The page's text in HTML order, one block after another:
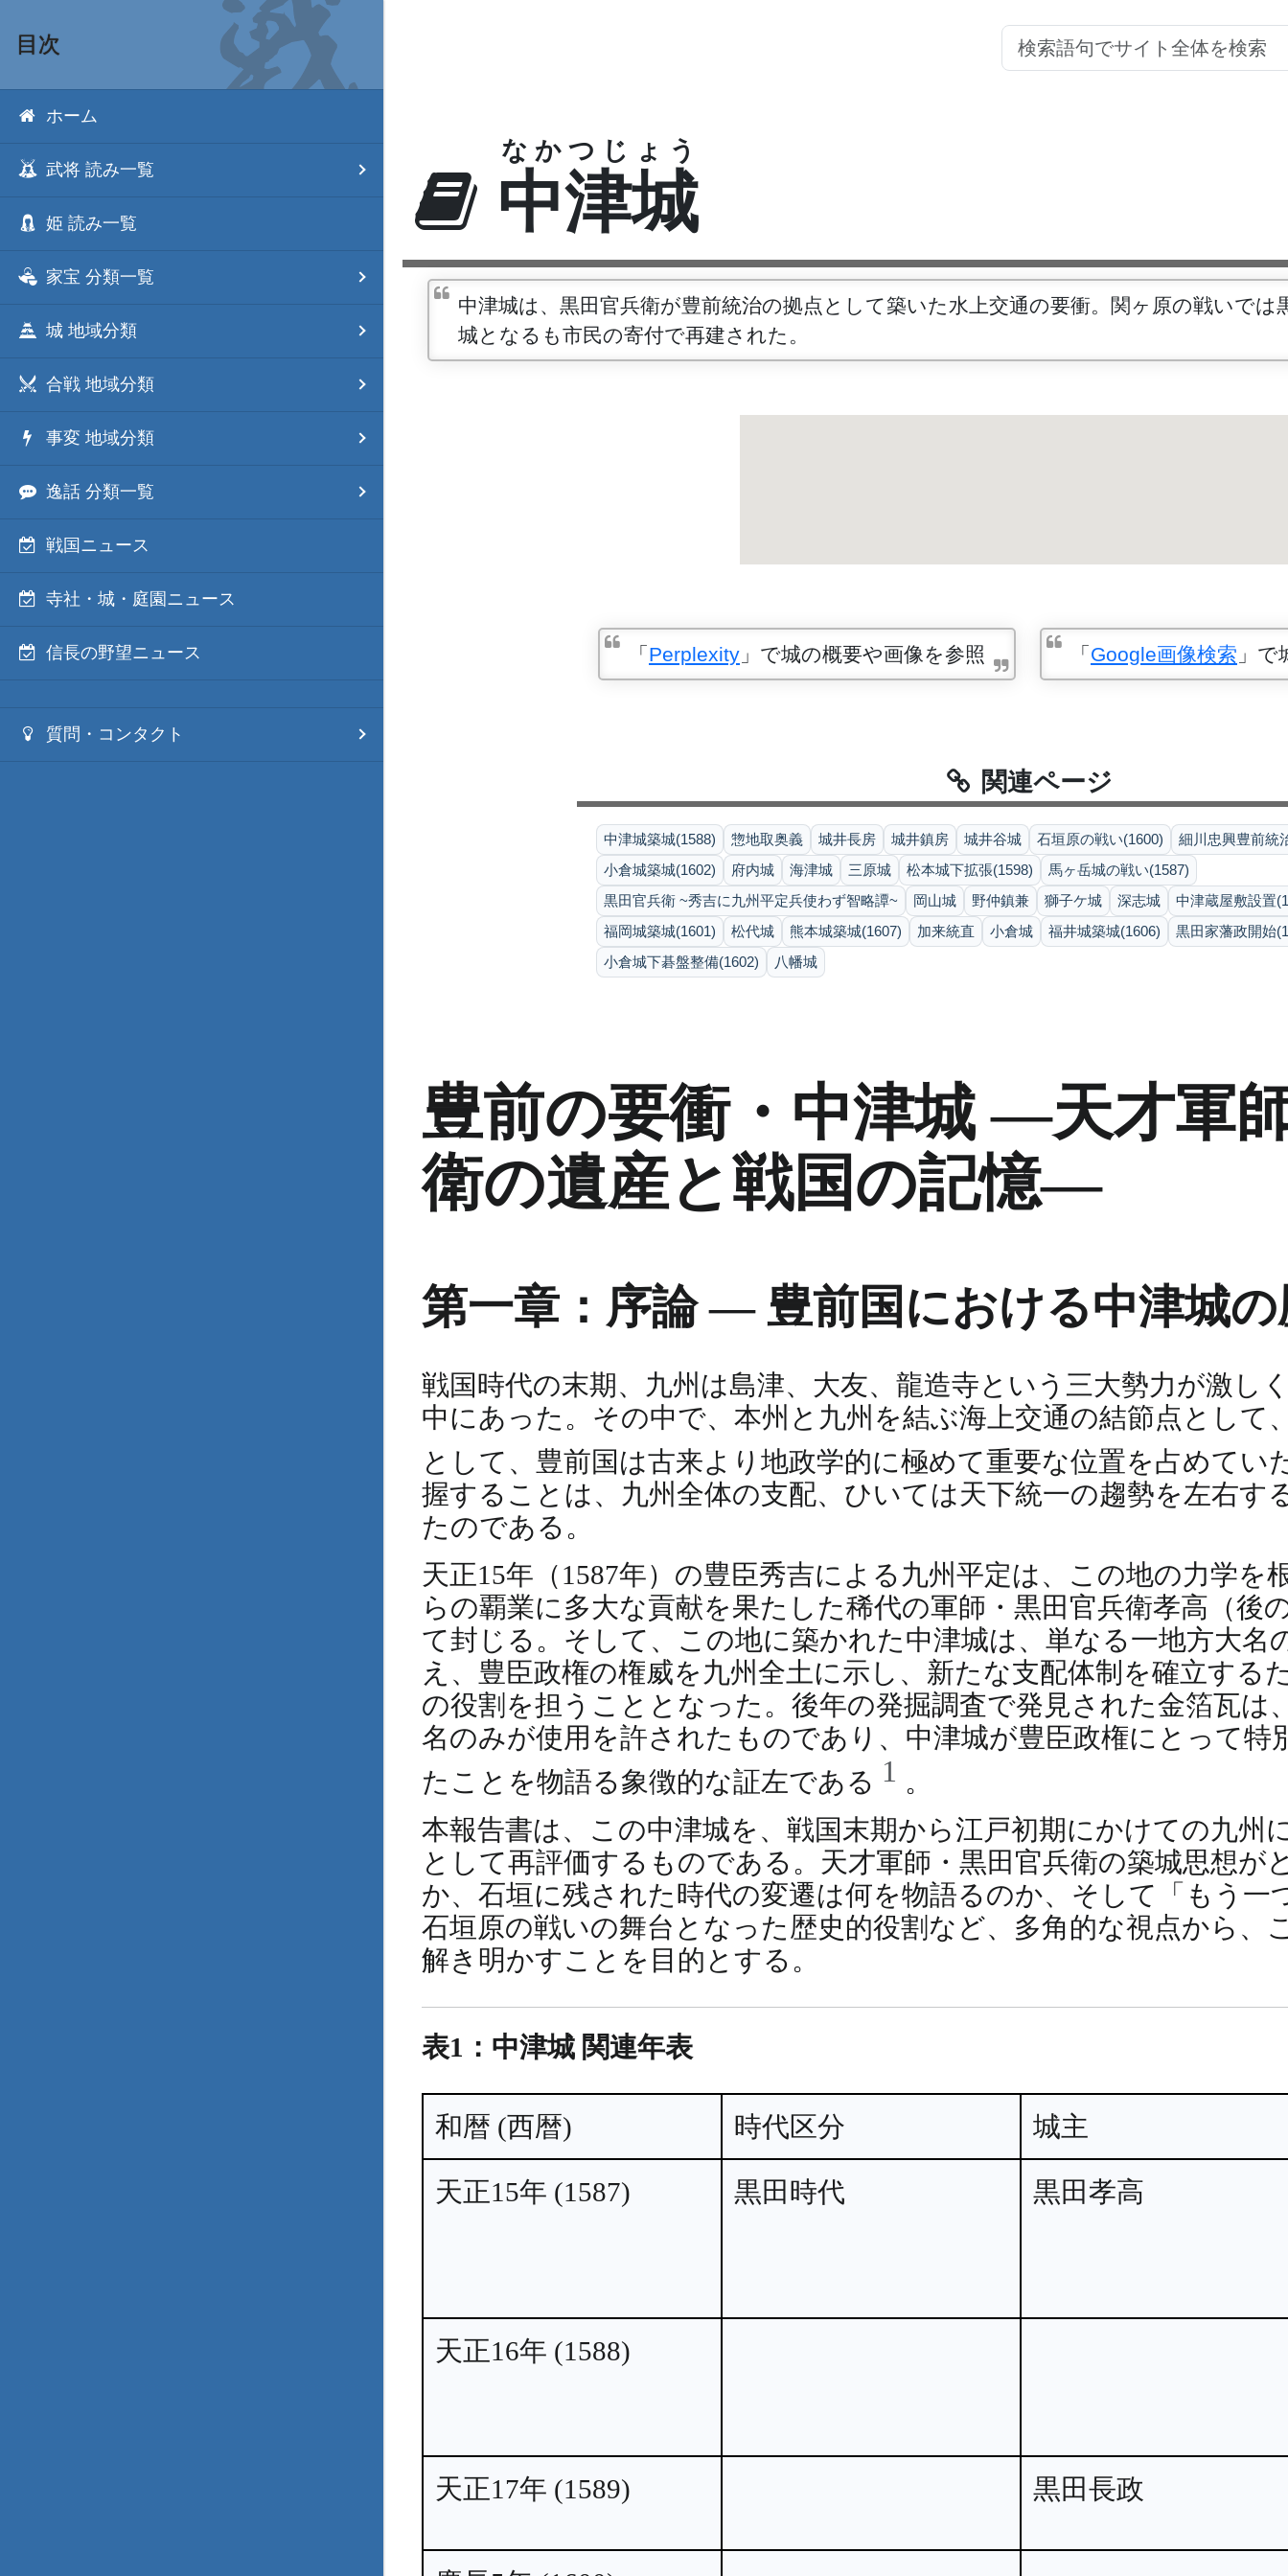
目次
ホーム
武将 読み一覧
姫 読み一覧
家宝 分類一覧
城 地域分類
合戦 地域分類
事変 地域分類
逸話 分類一覧
戦国ニュース
寺社・城・庭園ニュース
信長の野望ニュース
質問・コンタクト
中津城
なかつじょう
中津城は、黒田官兵衛が豊前統治の拠点として築いた水上交通の要衝。関ヶ原の戦いでは
城となるも市民の寄付で再建された。
「 Perplexity 」で城の概要や画像を参照 「 Google画像検索 」で
関連ページ
中津城築城(1588) 惣地取奥義 城井長房 城井鎮房 城井谷城 石垣原の戦い(1600)
細川忠興豊前統
小倉城築城(1602)
府内城 海津城 三原城 松本城下拡張(1598)
馬ヶ岳城の戦い(1587)
黒田官兵衛 ~秀吉に九州平定兵使わず智略譚~
岡山城 野仲鎮兼 獅子ケ城 深志城
中津蔵屋敷設置
福岡城築城(1601)
松代城 熊本城築城(1607) 加来統直 小倉城 福井城築城(1606)
黒田家藩政開始
小倉城下碁盤整備(1602)
八幡城
豊前の要衝・中津城 ―天才軍
衛の遺産と戦国の記憶―
第一章：序論 ― 豊前国における中津城の
戦国時代の末期、九州は島津、大友、龍造寺という三大勢力が激し
中にあった。その中で、本州と九州を結ぶ海上交通の結節点として
として、豊前国は古来より地政学的に極めて重要な位置を占めてい
握することは、九州全体の支配、ひいては天下統一の趨勢を左右す
たのである。
天正15年（1587年）の豊臣秀吉による九州平定は、この地の力学を
らの覇業に多大な貢献を果たした稀代の軍師・黒田官兵衛孝高（後
て封じる。そして、この地に築かれた中津城は、単なる一地方大名
え、豊臣政権の権威を九州全土に示し、新たな支配体制を確立する
の役割を担うこととなった。後年の発掘調査で発見された金箔瓦は
名のみが使用を許されたものであり、中津城が豊臣政権にとって特
たことを物語る象徴的な証左である 1 。
本報告書は、この中津城を、戦国末期から江戸初期にかけての九州
として再評価するものである。天才軍師・黒田官兵衛の築城思想が
か、石垣に残された時代の変遷は何を物語るのか、そして「もう一
石垣原の戦いの舞台となった歴史的役割など、多角的な視点から、
解き明かすことを目的とする。
表1：中津城 関連年表
和暦 (西暦) 時代区分 城主
天正15年 (1587) 黒田時代 黒田孝高
天正16年 (1588)
天正17年 (1589) 黒田長政